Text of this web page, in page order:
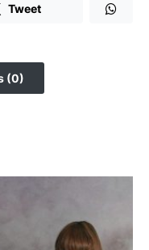
Tweet
(0)